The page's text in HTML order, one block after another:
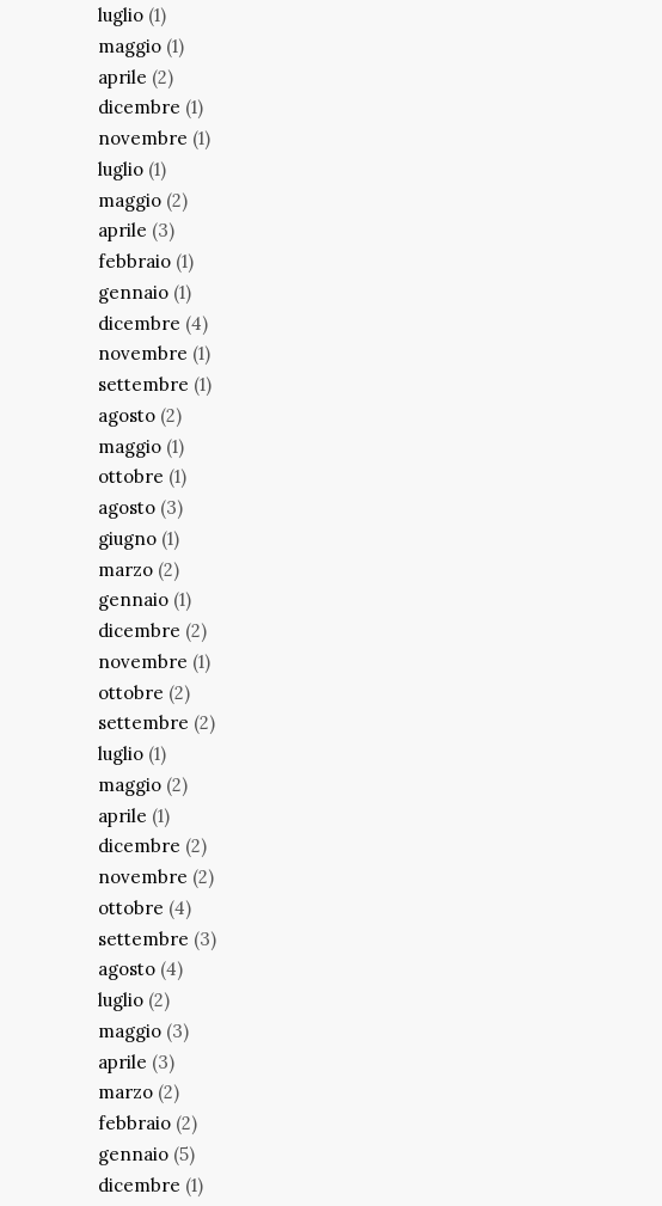
luglio (1)
maggio (1)
aprile (2)
dicembre (1)
novembre (1)
luglio (1)
maggio (2)
aprile (3)
febbraio (1)
gennaio (1)
dicembre (4)
novembre (1)
settembre (1)
agosto (2)
maggio (1)
ottobre (1)
agosto (3)
giugno (1)
marzo (2)
gennaio (1)
dicembre (2)
novembre (1)
ottobre (2)
settembre (2)
luglio (1)
maggio (2)
aprile (1)
dicembre (2)
novembre (2)
ottobre (4)
settembre (3)
agosto (4)
luglio (2)
maggio (3)
aprile (3)
marzo (2)
febbraio (2)
gennaio (5)
dicembre (1)